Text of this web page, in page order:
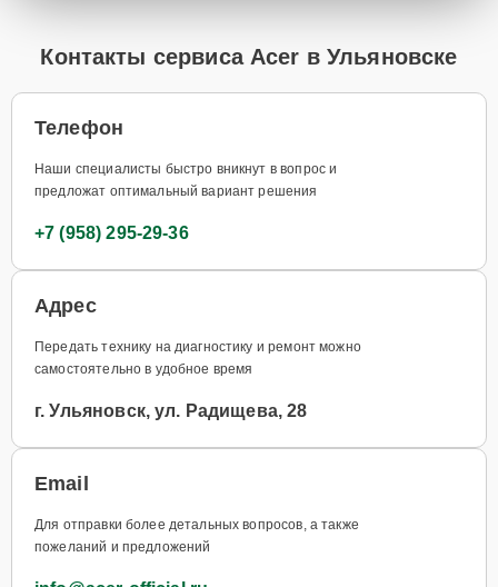
Контакты сервиса Acer в Ульяновске
Телефон
Наши специалисты быстро вникнут в вопрос и
предложат оптимальный вариант решения
+7 (958) 295-29-36
Адрес
Передать технику на диагностику и ремонт можно
самостоятельно в удобное время
г. Ульяновск, ул. Радищева, 28
Email
Для отправки более детальных вопросов, а также
пожеланий и предложений